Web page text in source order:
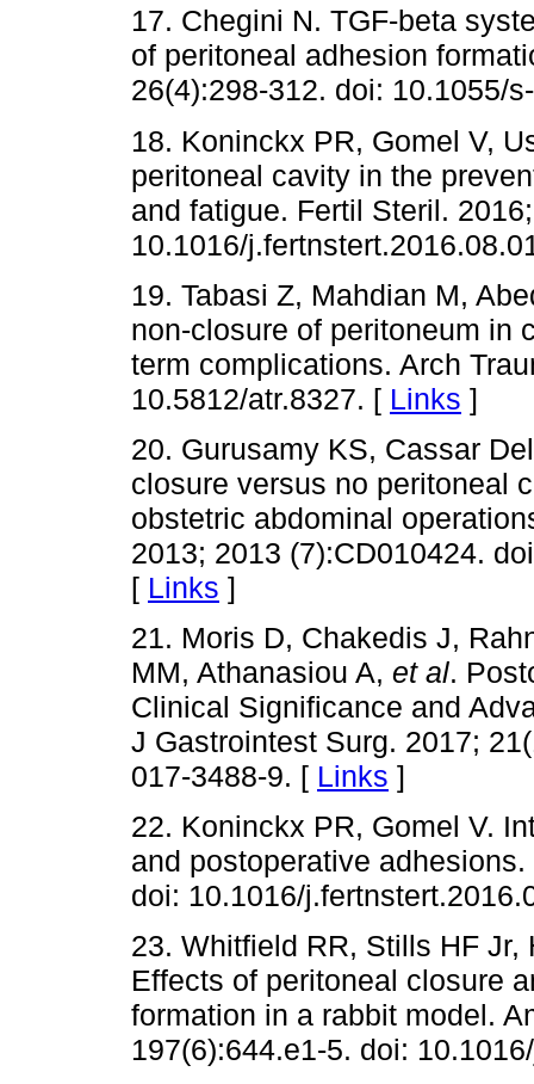
17. Chegini N. TGF-beta
of peritoneal adhesion
26(4):298-312. doi: 10.1055/
18. Koninckx PR, Gomel V,
peritoneal cavity in the
and fatigue. Fertil Steril.
10.1016/
19. Tabasi Z, Mahdian M,
non-closure of peritoneum in
term complications. Arch
10.5812/atr.8327. [ Links ]
20. Gurusamy KS, Cassar
closure versus no peritoneal
obstetric abdominal
2013; 2013 (7):CD010424.
[ Links ]
21. Moris D, Chakedis J,
MM, Athanasiou A, et al.
Clinical Significance and
J Gastrointest Surg. 2017;
017-3488-9. [ Links ]
22. Koninckx PR, Gomel V.
and postoperative
doi: 10.1016/
23. Whitfield RR, Stills HF
Effects of peritoneal closure
formation in a rabbit model.
197(6):644.e1-5. doi: